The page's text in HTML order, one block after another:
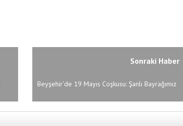
Sonraki Haber
Beyşehir'de 19 Mayıs Coşkusu: Şanlı Bayrağımız